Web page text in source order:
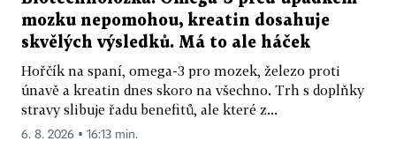
mozku nepomohou, kreatin dosahuje
skvělých výsledků. Má to ale háček
Hořčík na spaní, omega-3 pro mozek, železo proti
únavě a kreatin dnes skoro na všechno. Trh s doplňky
stravy slibuje řadu benefitů, ale které z...
6. 8. 2026 ▪ 16:13 min.